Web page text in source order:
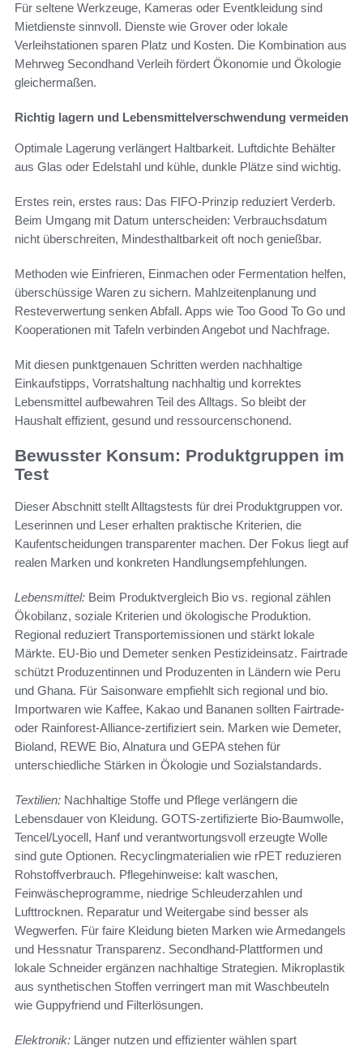
Für seltene Werkzeuge, Kameras oder Eventkleidung sind
Mietdienste sinnvoll. Dienste wie Grover oder lokale
Verleihstationen sparen Platz und Kosten. Die Kombination aus
Mehrweg Secondhand Verleih fördert Ökonomie und Ökologie
gleichermaßen.
Richtig lagern und Lebensmittelverschwendung vermeiden
Optimale Lagerung verlängert Haltbarkeit. Luftdichte Behälter
aus Glas oder Edelstahl und kühle, dunkle Plätze sind wichtig.
Erstes rein, erstes raus: Das FIFO-Prinzip reduziert Verderb.
Beim Umgang mit Datum unterscheiden: Verbrauchsdatum
nicht überschreiten, Mindesthaltbarkeit oft noch genießbar.
Methoden wie Einfrieren, Einmachen oder Fermentation helfen,
überschüssige Waren zu sichern. Mahlzeitenplanung und
Resteverwertung senken Abfall. Apps wie Too Good To Go und
Kooperationen mit Tafeln verbinden Angebot und Nachfrage.
Mit diesen punktgenauen Schritten werden nachhaltige
Einkaufstipps, Vorratshaltung nachhaltig und korrektes
Lebensmittel aufbewahren Teil des Alltags. So bleibt der
Haushalt effizient, gesund und ressourcenschonend.
Bewusster Konsum: Produktgruppen im
Test
Dieser Abschnitt stellt Alltagstests für drei Produktgruppen vor.
Leserinnen und Leser erhalten praktische Kriterien, die
Kaufentscheidungen transparenter machen. Der Fokus liegt auf
realen Marken und konkreten Handlungsempfehlungen.
Lebensmittel: Beim Produktvergleich Bio vs. regional zählen
Ökobilanz, soziale Kriterien und ökologische Produktion.
Regional reduziert Transportemissionen und stärkt lokale
Märkte. EU-Bio und Demeter senken Pestizideinsatz. Fairtrade
schützt Produzentinnen und Produzenten in Ländern wie Peru
und Ghana. Für Saisonware empfiehlt sich regional und bio.
Importwaren wie Kaffee, Kakao und Bananen sollten Fairtrade-
oder Rainforest-Alliance-zertifiziert sein. Marken wie Demeter,
Bioland, REWE Bio, Alnatura und GEPA stehen für
unterschiedliche Stärken in Ökologie und Sozialstandards.
Textilien: Nachhaltige Stoffe und Pflege verlängern die
Lebensdauer von Kleidung. GOTS-zertifizierte Bio-Baumwolle,
Tencel/Lyocell, Hanf und verantwortungsvoll erzeugte Wolle
sind gute Optionen. Recyclingmaterialien wie rPET reduzieren
Rohstoffverbrauch. Pflegehinweise: kalt waschen,
Feinwäscheprogramme, niedrige Schleuderzahlen und
Lufttrocknen. Reparatur und Weitergabe sind besser als
Wegwerfen. Für faire Kleidung bieten Marken wie Armedangels
und Hessnatur Transparenz. Secondhand-Plattformen und
lokale Schneider ergänzen nachhaltige Strategien. Mikroplastik
aus synthetischen Stoffen verringert man mit Waschbeuteln
wie Guppyfriend und Filterlösungen.
Elektronik: Länger nutzen und effizienter wählen spart